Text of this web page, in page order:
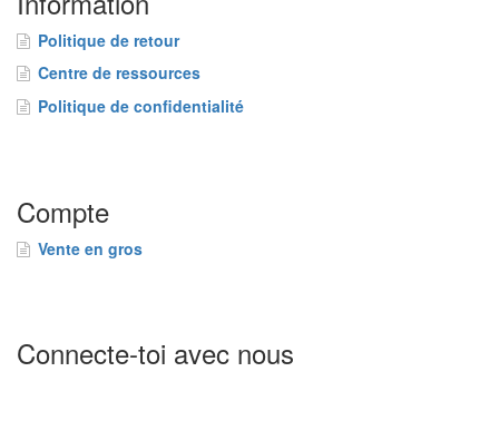
Politique de retour
Centre de ressources
Politique de confidentialité
Compte
Vente en gros
Connecte-toi avec nous